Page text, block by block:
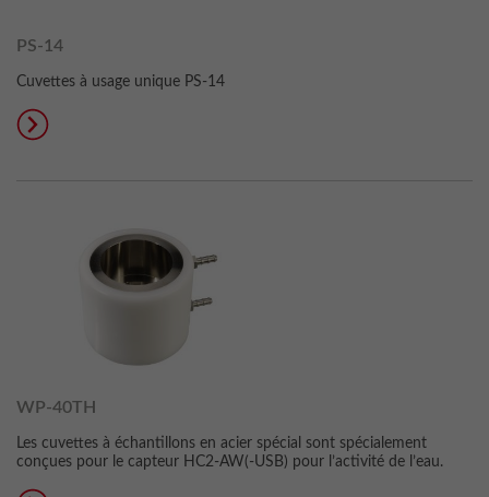
PS-14
Cuvettes à usage unique PS-14
WP-40TH
Les cuvettes à échantillons en acier spécial sont spécialement
conçues pour le capteur HC2-AW(-USB) pour l’activité de l’eau.